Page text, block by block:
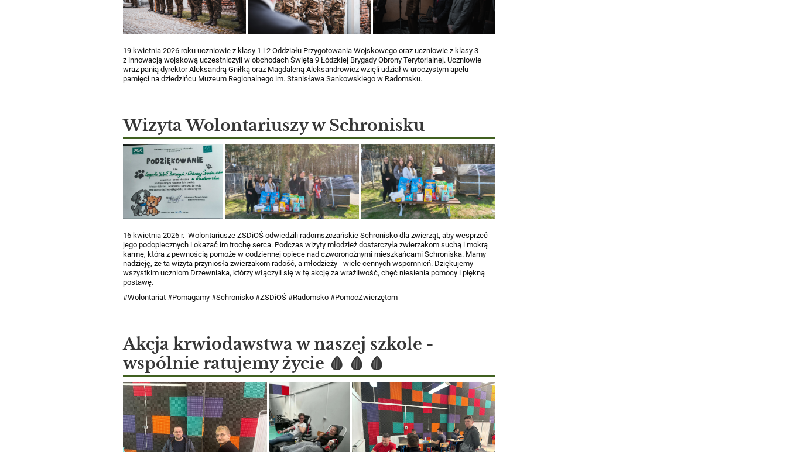
19 kwietnia 2026 roku uczniowie z klasy 1 i 2 Oddziału Przygotowania Wojskowego oraz uczniowie z klasy 3
z innowacją wojskową uczestniczyli w obchodach Święta 9 Łódzkiej Brygady Obrony Terytorialnej. Uczniowie
wraz panią dyrektor Aleksandrą Gniłką oraz Magdaleną Aleksandrowicz wzięli udział w uroczystym apelu
pamięci na dziedzińcu Muzeum Regionalnego im. Stanisława Sankowskiego w Radomsku.
Wizyta Wolontariuszy w Schronisku
16 kwietnia 2026 r. ​​​​​​​Wolontariusze ZSDiOŚ odwiedzili radomszczańskie Schronisko dla zwierząt, aby wesprzeć
jego podopiecznych i okazać im trochę serca. Podczas wizyty młodzież dostarczyła zwierzakom suchą i mokrą
karmę, która z pewnością pomoże w codziennej opiece nad czworonożnymi mieszkańcami Schroniska. Mamy
nadzieję, że ta wizyta przyniosła zwierzakom radość, a młodzieży - wiele cennych wspomnień. Dziękujemy
wszystkim uczniom Drzewniaka, którzy włączyli się w tę akcję za wrażliwość, chęć niesienia pomocy i piękną
postawę.
#Wolontariat #Pomagamy #Schronisko #ZSDiOŚ #Radomsko #PomocZwierzętom
Akcja krwiodawstwa w naszej szkole -
wspólnie ratujemy życie 🩸 🩸 🩸